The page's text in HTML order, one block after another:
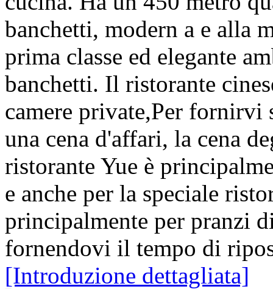
banchetti, modern a e alla
prima classe ed elegante
banchetti. Il ristorante
camere private,Per
una cena d'affari, la cena
ristorante Yue è
e anche per la speciale
principalmente per pranzi
fornendovi il tempo di
[Introduzione dettagliata]